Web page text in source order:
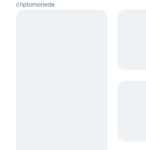
criptomonede.